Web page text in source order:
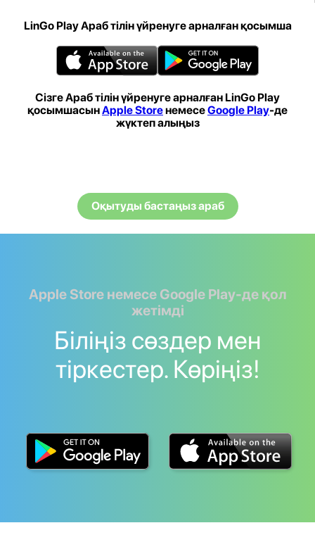
LinGo Play Араб тілін үйренуге арналған қосымша
Сізге Араб тілін үйренуге арналған LinGo Play
қосымшасынApple StoreнемесеGoogle Play-де
жүктеп алыңыз
Оқытуды бастаңыз араб
Apple Store немесе Google Play-де қол
жетімді
Біліңіз сөздер мен
тіркестер. Көріңіз!